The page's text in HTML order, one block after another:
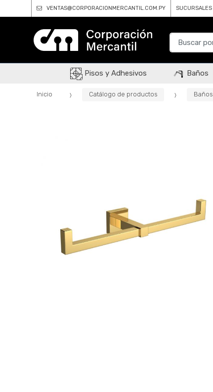
VENTAS@CORPORACIONMERCANTIL.COM.PY SUCURSALES
B
Pisos y Adhesivos Baños
Inicio Catálogo de productos Baños